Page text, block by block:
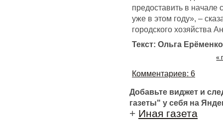
предоставить в начале
уже в этом году», –
городского хозяйства
Текст: Ольга Ерёменко
«
Комментариев: 6
Добавьте виджет и
газеты" у себя на
+ Иная газета